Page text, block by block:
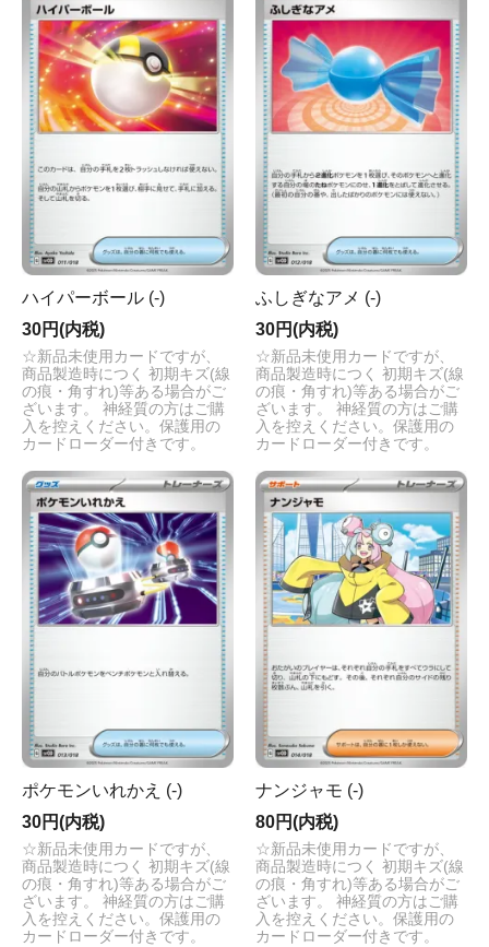
ハイパーボール (-)
30円(内税)
☆新品未使用カードですが、
商品製造時につく 初期キズ(線
の痕・角すれ)等ある場合がご
ざいます。 神経質の方はご購
入を控えください。保護用の
カードローダー付きです。
ふしぎなアメ (-)
30円(内税)
☆新品未使用カードですが、
商品製造時につく 初期キズ(線
の痕・角すれ)等ある場合がご
ざいます。 神経質の方はご購
入を控えください。保護用の
カードローダー付きです。
ポケモンいれかえ (-)
30円(内税)
☆新品未使用カードですが、
商品製造時につく 初期キズ(線
の痕・角すれ)等ある場合がご
ざいます。 神経質の方はご購
入を控えください。保護用の
カードローダー付きです。
ナンジャモ (-)
80円(内税)
☆新品未使用カードですが、
商品製造時につく 初期キズ(線
の痕・角すれ)等ある場合がご
ざいます。 神経質の方はご購
入を控えください。保護用の
カードローダー付きです。